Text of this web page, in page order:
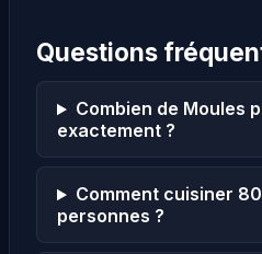
Questions
Combien de Moules
exactement ?
Comment cuisiner
personnes ?